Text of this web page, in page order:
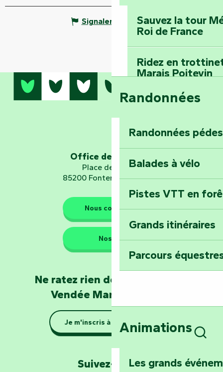
Sauvez la tour
Roi de France
Ridez en
Marais Poitevin
Embarquez pour
Explorez
d’orientation «
Les gardiens de la nature
Se la couler
barque dans le
Explorez la
Randonnées
Randonnées
Balades à vélo
Pistes VTT en
Grands itinéraires
Parcours
Animations
Les grands
Signaler une erreur
Office de tourisme
Place de Verdun
85200 Fontenay-le-Comte
Nous contacter
Nos QG
Ne ratez rien de l'actualité en
Vendée Marais Poitevin
Je m'inscris à la newsletter
Suivez-nous !